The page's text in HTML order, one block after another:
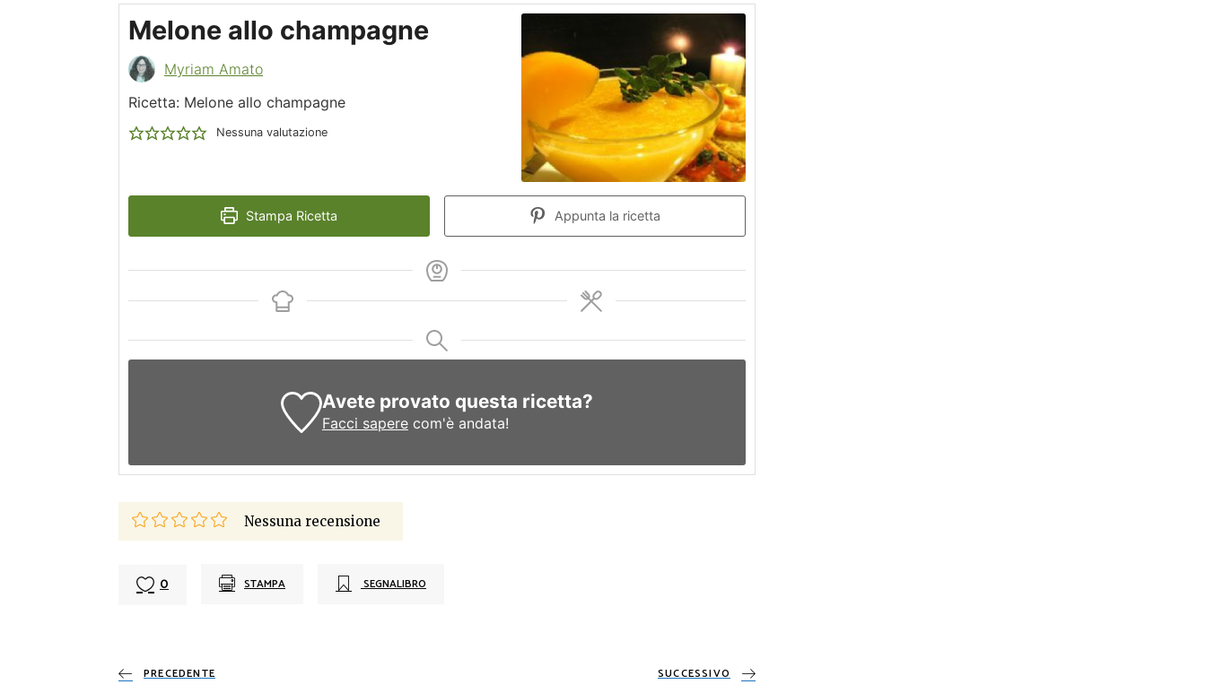
Melone allo champagne
Myriam Amato
Ricetta: Melone allo champagne
Nessuna valutazione
Stampa Ricetta Appunta la ricetta
Avete provato questa ricetta?
Facci saperecom'è andata!
Nessuna recensione
0 STAMPA SEGNALIBRO
PRECEDENTE SUCCESSIVO